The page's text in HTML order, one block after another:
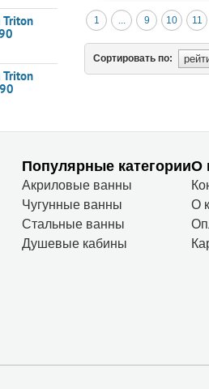
Triton
Triton
1 ... 9 10 11
Сортировать по:
Популярные категории
Акриловые ванны
Чугунные ванны
Стальные ванны
Душевые кабины
О
О